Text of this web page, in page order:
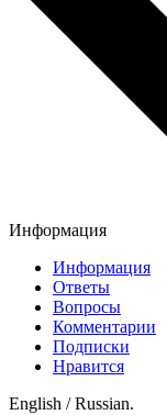
Информация
Информация
Ответы
Вопросы
Комментарии
Подписки
Нравится
English / Russian.